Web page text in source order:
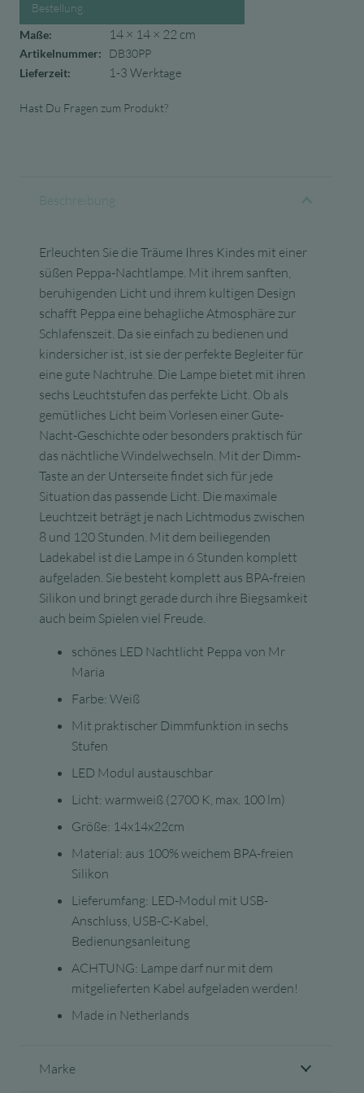
Bestellung.
Maße:
14 × 14 × 22 cm
Artikelnummer:
DB30PP
Lieferzeit:
1-3 Werktage
Hast Du Fragen zum Produkt?
Beschreibung
Erleuchten Sie die Träume Ihres Kindes mit einer
süßen Peppa-Nachtlampe. Mit ihrem sanften,
beruhigenden Licht und ihrem kultigen Design
schafft Peppa eine behagliche Atmosphäre zur
Schlafenszeit. Da sie einfach zu bedienen und
kindersicher ist, ist sie der perfekte Begleiter für
eine gute Nachtruhe. Die Lampe bietet mit ihren
sechs Leuchtstufen das perfekte Licht. Ob als
gemütliches Licht beim Vorlesen einer Gute-
Nacht-Geschichte oder besonders praktisch für
das nächtliche Windelwechseln. Mit der Dimm-
Taste an der Unterseite findet sich für jede
Situation das passende Licht. Die maximale
Leuchtzeit beträgt je nach Lichtmodus zwischen
8 und 120 Stunden. Mit dem beiliegenden
Ladekabel ist die Lampe in 6 Stunden komplett
aufgeladen. Sie besteht komplett aus BPA-freien
Silikon und bringt gerade durch ihre Biegsamkeit
auch beim Spielen viel Freude.
schönes LED Nachtlicht Peppa von Mr
Maria
Farbe: Weiß
Mit praktischer Dimmfunktion in sechs
Stufen
LED Modul austauschbar
Licht: warmweiß (2700 K, max. 100 lm)
Größe: 14x14x22cm
Material: aus 100% weichem BPA-freien
Silikon
Lieferumfang: LED-Modul mit USB-
Anschluss, USB-C-Kabel,
Bedienungsanleitung
ACHTUNG: Lampe darf nur mit dem
mitgelieferten Kabel aufgeladen werden!
Made in Netherlands
Marke